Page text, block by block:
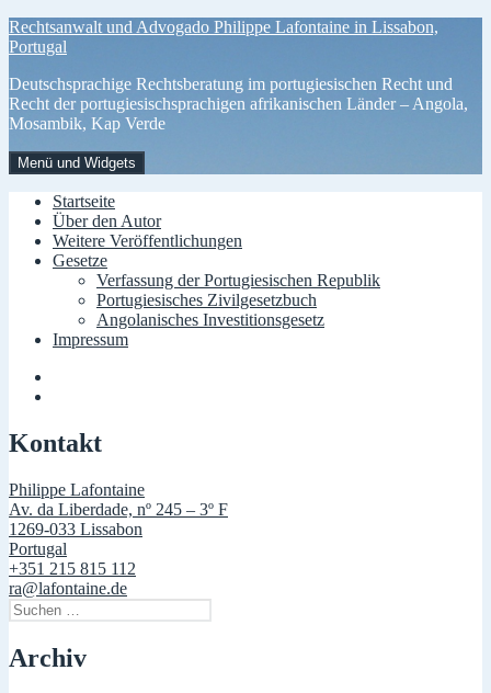
Zum
Inhalt
Rechtsanwalt und Advogado Philippe Lafontaine in Lissabon,
Portugal
Deutschsprachige Rechtsberatung im portugiesischen Recht und
Recht der portugiesischsprachigen afrikanischen Länder – Angola,
Mosambik, Kap Verde
Menü und Widgets
Startseite
Über den Autor
Weitere Veröffentlichungen
Gesetze
Verfassung der Portugiesischen Republik
Portugiesisches Zivilgesetzbuch
Angolanisches Investitionsgesetz
Impressum
Kontakt
Philippe Lafontaine
Av. da Liberdade, nº 245 – 3º F
1269-033 Lissabon
Portugal
+351 215 815 112
ra@lafontaine.de
Suchen
nach:
Archiv